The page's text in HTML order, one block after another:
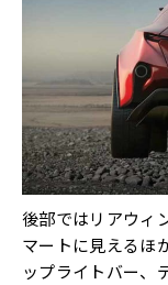
後部ではリアウィ
マートに見えるほ
ップライトバー、